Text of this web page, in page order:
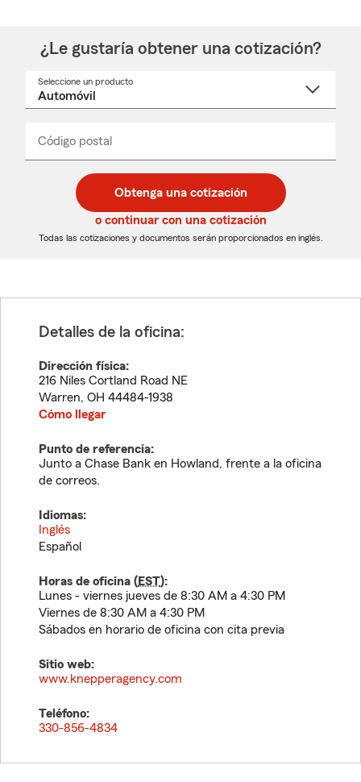
¿Le gustaría obtener una cotización?
Seleccione un producto
desplegable
Código postal
de
5
dígitos
de
5
dígitos
_____
Obtenga una cotización
o continuar con una cotización
Todas las cotizaciones y documentos serán proporcionados en inglés.
Detalles de la oficina:
Dirección física:
216 Niles Cortland Road NE
Warren, OH 44484-1938
Cómo llegar
Punto de referencia:
Junto a Chase Bank en Howland, frente a la oficina
de correos.
Idiomas:
Inglés
Español
Horas de oficina (EST):
Lunes - viernes jueves de 8:30 AM a 4:30 PM
Viernes de 8:30 AM a 4:30 PM
Sábados en horario de oficina con cita previa
Sitio web:
www.knepperagency.com
Teléfono:
330-856-4834